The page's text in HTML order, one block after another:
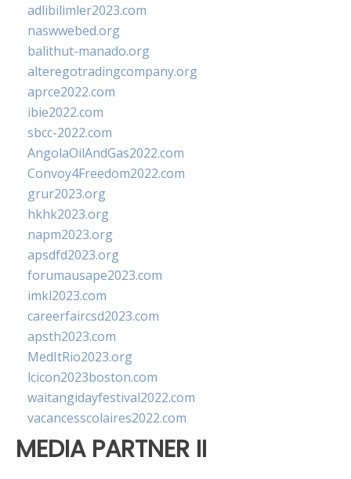
adlibilimler2023.com
naswwebed.org
balithut-manado.org
alteregotradingcompany.org
aprce2022.com
ibie2022.com
sbcc-2022.com
AngolaOilAndGas2022.com
Convoy4Freedom2022.com
grur2023.org
hkhk2023.org
napm2023.org
apsdfd2023.org
forumausape2023.com
imkl2023.com
careerfaircsd2023.com
apsth2023.com
MedItRio2023.org
lcicon2023boston.com
waitangidayfestival2022.com
vacancesscolaires2022.com
MEDIA PARTNER II